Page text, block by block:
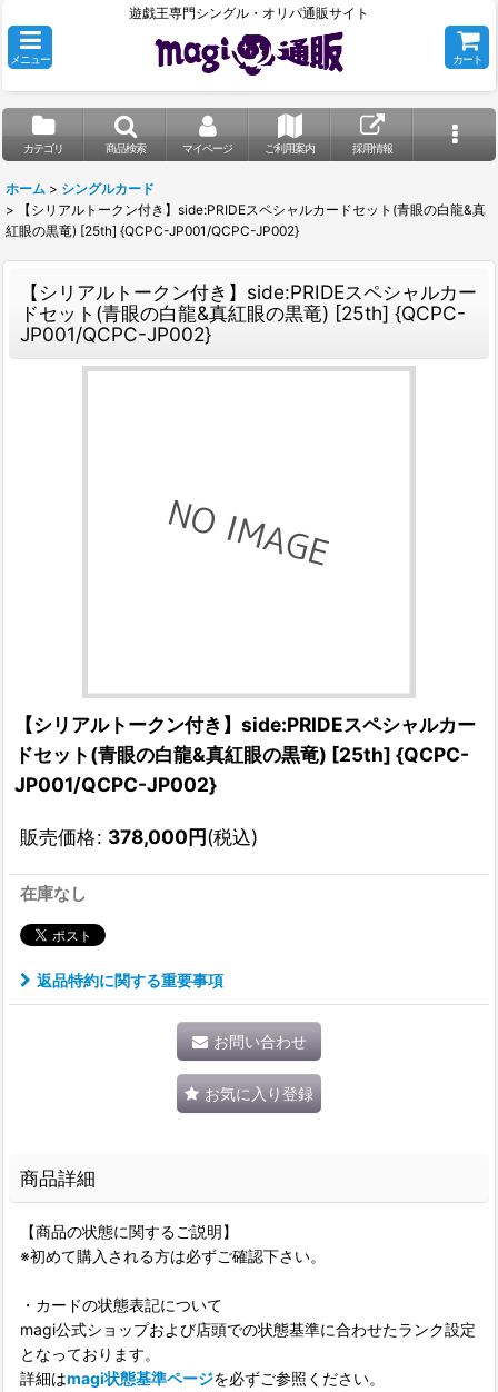
遊戯王専門シングル・オリパ通販サイト
メニュー カート
カテゴリ 商品検索 マイページ ご利用案内 採用情報
ホーム > シングルカード
>
【シリアルトークン付き】side:PRIDEスペシャルカードセット(青眼の白龍&真
紅眼の黒竜) [25th] {QCPC-JP001/QCPC-JP002}
【シリアルトークン付き】side:PRIDEスペシャルカー
ドセット(青眼の白龍&真紅眼の黒竜) [25th] {QCPC-
JP001/QCPC-JP002}
【シリアルトークン付き】side:PRIDEスペシャルカー
ドセット(青眼の白龍&真紅眼の黒竜) [25th] {QCPC-
JP001/QCPC-JP002}
販売価格: 378,000円(税込)
在庫なし
返品特約に関する重要事項
お問い合わせ
お気に入り登録
商品詳細
【商品の状態に関するご説明】
※初めて購入される方は必ずご確認下さい。
・カードの状態表記について
magi公式ショップおよび店頭での状態基準に合わせたランク設定
となっております。
詳細はmagi状態基準ページを必ずご参照ください。